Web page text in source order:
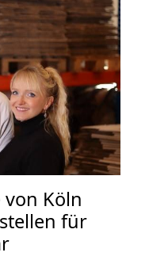
Köln
für